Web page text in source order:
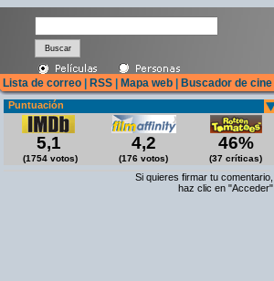
Lista de correo RSS Mapa web Buscador de cine
Puntuación
5,1
(1754 votos)
4,2
(176 votos)
46%
(37 críticas)
Si quieres firmar tu comentario,
haz clic en "Acceder"